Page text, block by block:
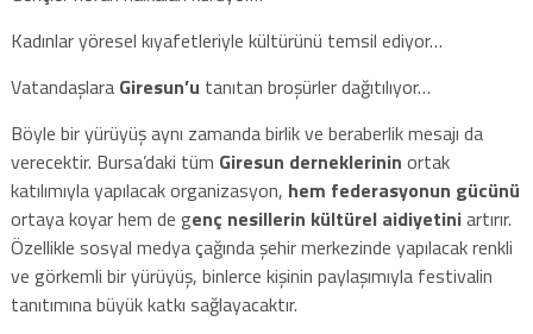
Kadınlar yöresel kıyafetleriyle kültürünü temsil ediyor…
Vatandaşlara Giresun’u tanıtan broşürler dağıtılıyor…
Böyle bir yürüyüş aynı zamanda birlik ve beraberlik mesajı da
verecektir. Bursa’daki tüm Giresun derneklerinin ortak
katılımıyla yapılacak organizasyon, hem federasyonun gücünü
ortaya koyar hem de genç nesillerin kültürel aidiyetiniartırır.
Özellikle sosyal medya çağında şehir merkezinde yapılacak renkli
ve görkemli bir yürüyüş, binlerce kişinin paylaşımıyla festivalin
tanıtımına büyük katkı sağlayacaktır.